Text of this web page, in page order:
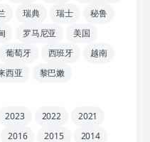
瑞典 瑞士
秘鲁
罗马尼亚
美国
葡萄牙 西班牙
越南
西亚 黎巴嫩
2023 2022
2021
2016 2015
2014